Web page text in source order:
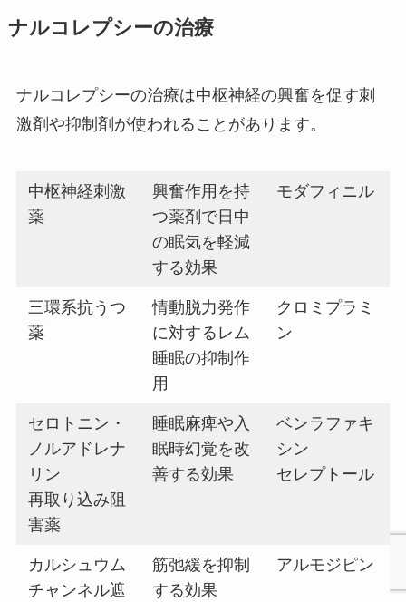
ナルコレプシーの治療
ナルコレプシーの治療は中枢神経の興奮を促す刺
激剤や抑制剤が使われることがあります。
中枢神経刺激
薬
興奮作用を持
つ薬剤で日中
の眠気を軽減
する効果
モダフィニル
三環系抗うつ
薬
情動脱力発作
に対するレム
睡眠の抑制作
用
クロミプラミ
ン
セロトニン・
ノルアドレナ
リン
再取り込み阻
害薬
睡眠麻痺や入
眠時幻覚を改
善する効果
ベンラファキ
シン
セレプトール
カルシュウム
チャンネル遮
筋弛緩を抑制
する効果
アルモジピン